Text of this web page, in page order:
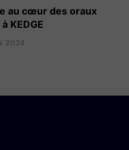
au cœur des oraux
KEDGE
2024